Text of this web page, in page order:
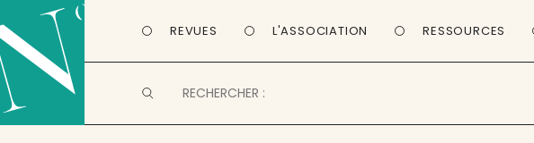
REVUES L'ASSOCIATION RESSOURCES